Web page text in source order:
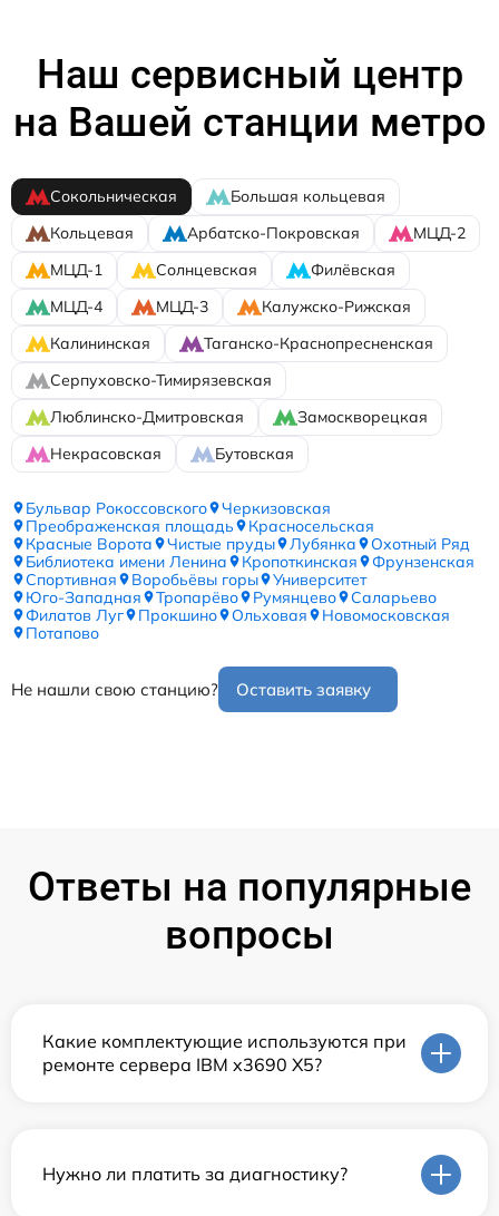
Наш сервисный центр
на Вашей станции метро
Сокольническая
Большая кольцевая
Кольцевая
Арбатско-Покровская
МЦД-2
МЦД-1
Солнцевская
Филёвская
МЦД-4
МЦД-3
Калужско-Рижская
Калининская
Таганско-Краснопресненская
Серпуховско-Тимирязевская
Люблинско-Дмитровская
Замоскворецкая
Некрасовская
Бутовская
Бульвар Рокоссовского
Черкизовская
Преображенская площадь
Красносельская
Красные Ворота
Чистые пруды Лубянка
Охотный Ряд
Библиотека имени Ленина
Кропоткинская
Фрунзенская
Спортивная
Воробьёвы горы
Университет
Юго-Западная
Тропарёво Румянцево
Саларьево
Филатов Луг
Прокшино Ольховая
Новомосковская
Потапово
Не нашли свою станцию? Оставить заявку
Ответы на популярные
вопросы
Какие комплектующие используются при
ремонте сервера IBM x3690 X5?
Нужно ли платить за диагностику?